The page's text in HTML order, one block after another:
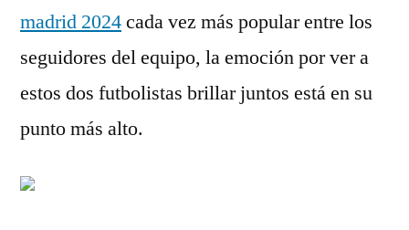
madrid 2024cada vez más popular entre los
seguidores del equipo, la emoción por ver a
estos dos futbolistas brillar juntos está en su
punto más alto.